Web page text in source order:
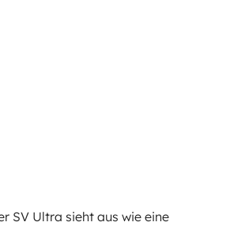
SV Ultra sieht aus wie eine